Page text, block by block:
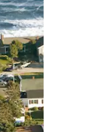
of swipen.